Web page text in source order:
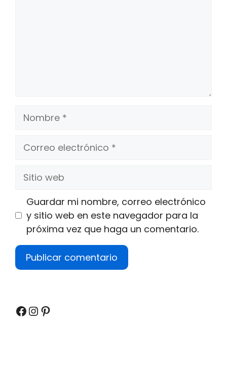
Nombre
Correo
electrónico
Sitio
web
Guardar mi nombre, correo electrónico
y sitio web en este navegador para la
próxima vez que haga un comentario.
Facebook
Instagram
Pinterest